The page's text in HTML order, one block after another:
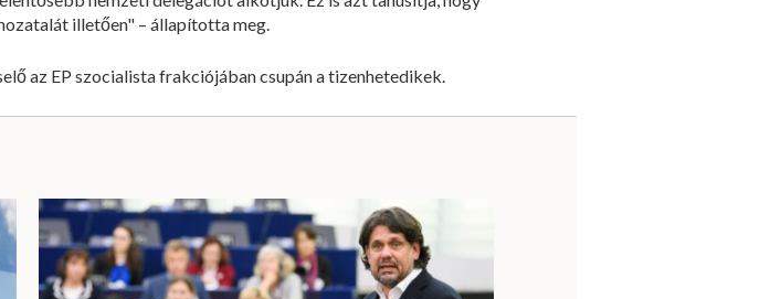
illetően" – állapította meg.
az EP szocialista frakciójában csupán a tizenhetedikek.